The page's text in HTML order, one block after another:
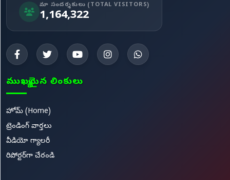
మా సందర్శకులు (TOTAL VISITORS)
1,164,322
ముఖ్యమైన లింకులు
హోమ్ (Home)
ట్రెండింగ్ వార్తలు
వీడియో గ్యాలరీ
రిపోర్టర్‌గా చేరండి